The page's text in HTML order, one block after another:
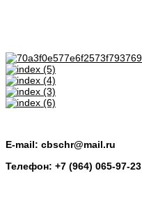
E-mail: cbschr@mail.ru
Телефон: +7 (964) 065-97-23